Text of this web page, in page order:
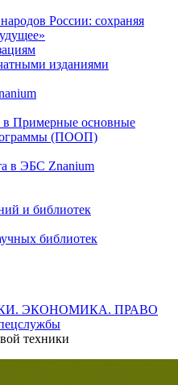
России: сохраняя
изданиями
Примерные основные
(ПООП)
в ЭБС Znanium
и библиотек
библиотек
ЭКОНОМИКА. ПРАВО
техники